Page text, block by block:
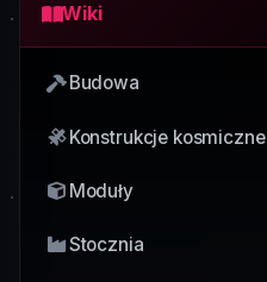
Wiki
Budowa
Konstrukcje kosmiczne
Moduły
Stocznia